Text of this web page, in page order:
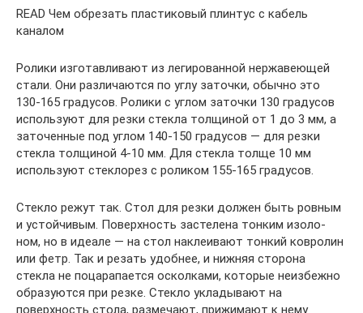
READ Чем обрезать пластиковый плинтус с кабель
каналом
Ролики изготавливают из легированной нержавеющей
стали. Они различаются по углу заточки, обычно это
130-165 градусов. Ролики с углом заточки 130 градусов
используют для резки стекла толщиной от 1 до 3 мм, а
заточенные под углом 140-150 градусов — для резки
стекла толщиной 4-10 мм. Для стекла толще 10 мм
используют стеклорез с роликом 155-165 градусов.
Стекло режут так. Стол для резки должен быть ровным
и устойчивым. Поверхность застелена тонким изоло-
ном, но в идеале — на стол наклеивают тонкий ковролин
или фетр. Так и резать удобнее, и нижняя сторона
стекла не поцарапается осколками, которые неизбежно
образуются при резке. Стекло укладывают на
поверхность стола, размечают, прижимают к нему